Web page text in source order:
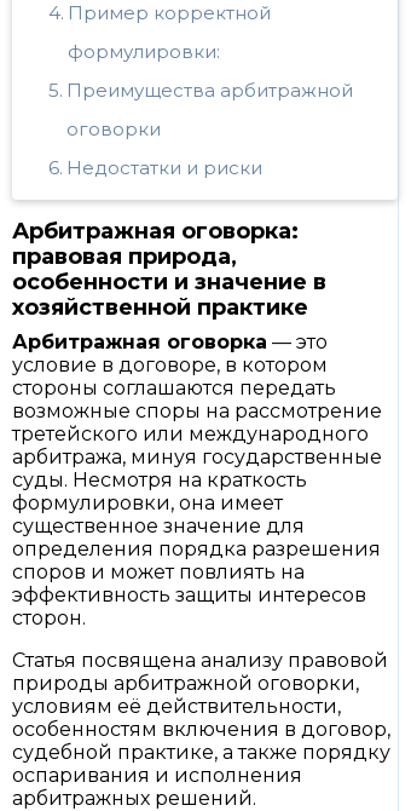
Пример корректной
формулировки:
Преимущества арбитражной
оговорки
Недостатки и риски
Арбитражная оговорка:
правовая природа,
особенности и значение в
хозяйственной практике
Арбитражная оговорка — это
условие в договоре, в котором
стороны соглашаются передать
возможные споры на рассмотрение
третейского или международного
арбитража, минуя государственные
суды. Несмотря на краткость
формулировки, она имеет
существенное значение для
определения порядка разрешения
споров и может повлиять на
эффективность защиты интересов
сторон.
Статья посвящена анализу правовой
природы арбитражной оговорки,
условиям её действительности,
особенностям включения в договор,
судебной практике, а также порядку
оспаривания и исполнения
арбитражных решений.